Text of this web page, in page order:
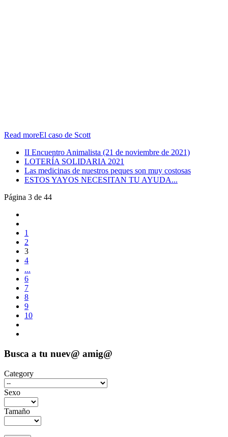
Read moreEl caso de Scott
II Encuentro Animalista (21 de noviembre de 2021)
LOTERÍA SOLIDARIA 2021
Las medicinas de nuestros peques son muy costosas
ESTOS YAYOS NECESITAN TU AYUDA...
Página 3 de 44
1
2
3
4
...
6
7
8
9
10
Busca a tu nuev@ amig@
Category
Sexo
Tamaño